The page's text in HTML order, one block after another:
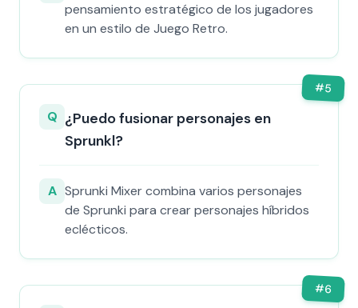
pensamiento estratégico de los jugadores
en un estilo de Juego Retro.
#5
Q ¿Puedo fusionar personajes en
Sprunkl?
A Sprunki Mixer combina varios personajes
de Sprunki para crear personajes híbridos
eclécticos.
#6